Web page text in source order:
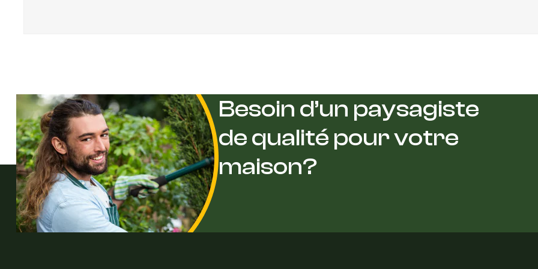
Besoin d’un paysagiste
de qualité pour votre
maison?